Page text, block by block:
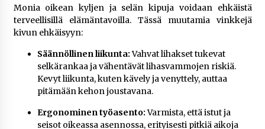
Monia oikean kyljen ja selän kipuja voidaan ehkäistä
terveellisillä elämäntavoilla. Tässä muutamia vinkkejä
kivun ehkäisyyn:
Säännöllinen liikunta:Vahvat lihakset tukevat
selkärankaa ja vähentävät lihasvammojen riskiä.
Kevyt liikunta, kuten kävely ja venyttely, auttaa
pitämään kehon joustavana.
Ergonominen työasento:Varmista, että istut ja
seisot oikeassa asennossa, erityisesti pitkiä aikoja